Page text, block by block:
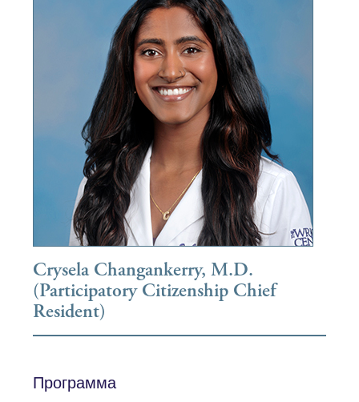
Crysela Changankerry, M.D.
(Participatory Citizenship Chief
Resident)
Программа